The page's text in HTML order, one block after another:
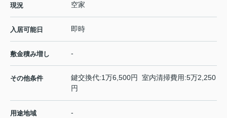
現況 空家
入居可能日 即時
敷金積み増し -
その他条件
鍵交換代:1万6,500円 室内清掃費用:5万2,250
円
用途地域 -